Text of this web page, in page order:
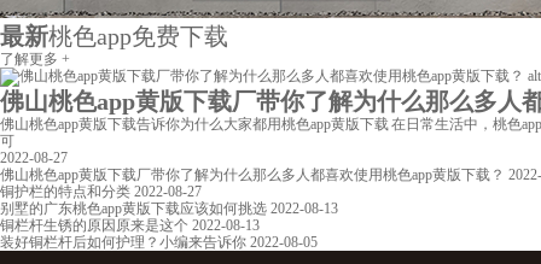
最新桃色app免费下载
了解更多 +
佛山桃色app黄版下载厂带你了解为什么那么多人都
佛山桃色app黄版下载告诉你为什么大家都用桃色app黄版下载 在日常生活中，桃色
可
2022-08-27
佛山桃色app黄版下载厂带你了解为什么那么多人都喜欢使用桃色app黄版下载？
铜护栏的特点和分类 2022-08-27
别墅的广东桃色app黄版下载应该如何挑选 2022-08-13
铜栏杆生锈的原因原来是这个 2022-08-13
装好铜栏杆后如何护理？小编来告诉你 2022-08-05